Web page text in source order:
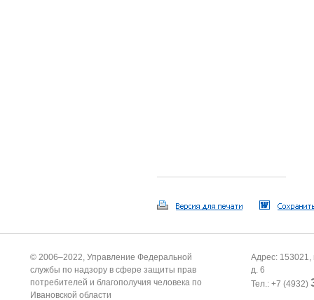
© 2006–2022, Управление Федеральной
службы по надзору в сфере защиты прав
потребителей и благополучия человека по
Ивановской области
Адрес: 153021,
д. 6
Тел.: +7 (4932)